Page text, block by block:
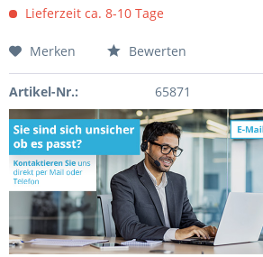
Lieferzeit ca. 8-10 Tage
Merken Bewerten
Artikel-Nr.: 65871